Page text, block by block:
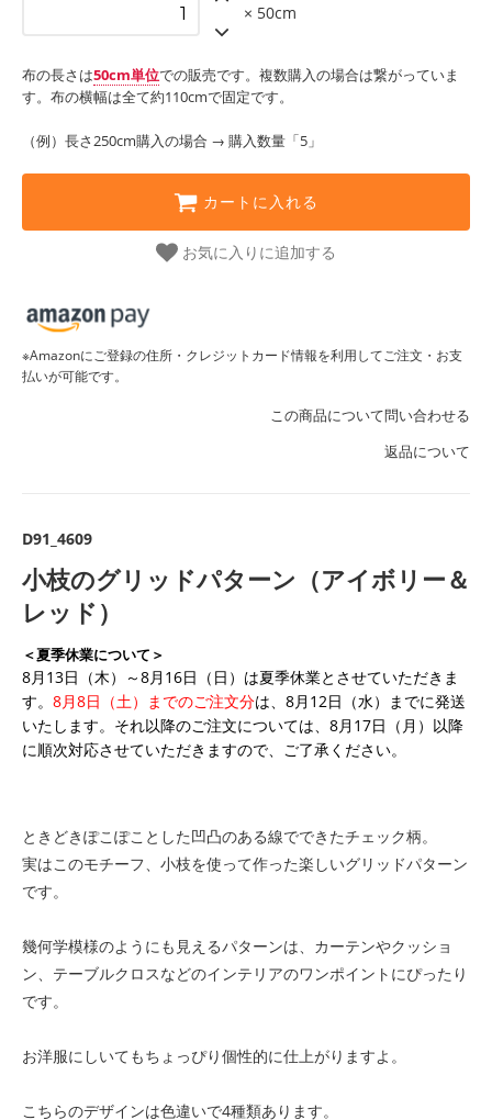
× 50cm
布の長さは50cm単位での販売です。複数購入の場合は繋がっていま
す。布の横幅は全て約110cmで固定です。
（例）長さ250cm購入の場合 → 購入数量「5」
カートに入れる
お気に入りに追加する
※Amazonにご登録の住所・クレジットカード情報を利用してご注文・お支
払いが可能です。
この商品について問い合わせる
返品について
D91_4609
小枝のグリッドパターン（アイボリー＆
レッド）
＜夏季休業について＞
8月13日（木）～8月16日（日）は夏季休業とさせていただきま
す。 8月8日（土）までのご注文分は、8月12日（水）までに発送
いたします。それ以降のご注文については、8月17日（月）以降
に順次対応させていただきますので、ご了承ください。
ときどきぽこぽことした凹凸のある線でできたチェック柄。
実はこのモチーフ、小枝を使って作った楽しいグリッドパターン
です。
幾何学模様のようにも見えるパターンは、カーテンやクッショ
ン、テーブルクロスなどのインテリアのワンポイントにぴったり
です。
お洋服にしいてもちょっぴり個性的に仕上がりますよ。
こちらのデザインは色違いで4種類あります。